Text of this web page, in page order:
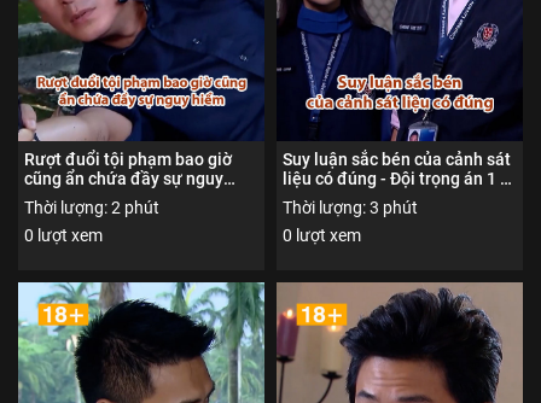
Rượt đuổi tội phạm bao giờ
cũng ẩn chứa đầy sự nguy
hiểm - Đội trọng án 1 - Nội
dung được phổ biến đến người
xem từ đủ 18 tuổi trở lên
Thời lượng: 2 phút
0 lượt xem
Suy luận sắc bén của cảnh sát
liệu có đúng - Đội trọng án 1 -
Nội dung được phổ biến đến
người xem từ đủ 18 tuổi trở
lên
Thời lượng: 3 phút
0 lượt xem